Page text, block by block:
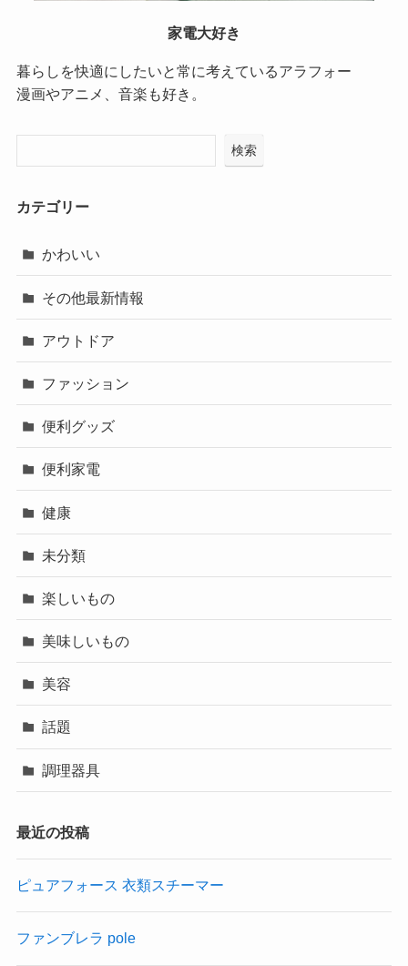
家電大好き
暮らしを快適にしたいと常に考えているアラフォー
漫画やアニメ、音楽も好き。
検索
カテゴリー
かわいい
その他最新情報
アウトドア
ファッション
便利グッズ
便利家電
健康
未分類
楽しいもの
美味しいもの
美容
話題
調理器具
最近の投稿
ピュアフォース 衣類スチーマー
ファンブレラ pole